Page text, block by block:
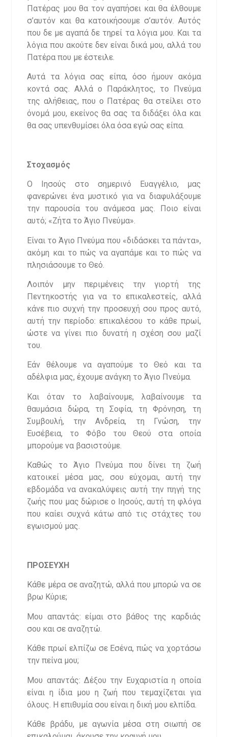
Πατέρας μου θα τον αγαπήσει και θα έλθουμε
σ’αυτόν και θα κατοικήσουμε σ’αυτόν. Αυτός
που δε με αγαπά δε τηρεί τα λόγια μου. Και τα
λόγια που ακούτε δεν είναι δικά μου, αλλά του
Πατέρα που με έστειλε.
Αυτά τα λόγια σας είπα, όσο ήμουν ακόμα
κοντά σας. Αλλά ο Παράκλητος, το Πνεύμα
της αλήθειας, που ο Πατέρας θα στείλει στο
όνομά μου, εκείνος θα σας τα διδάξει όλα και
θα σας υπενθυμίσει όλα όσα εγώ σας είπα.
Στοχασμός
Ο Ιησούς στο σημερινό Ευαγγέλιο, μας
φανερώνει ένα μυστικό για να διαφυλάξουμε
την παρουσία του ανάμεσα μας. Ποιο είναι
αυτό; «Ζήτα το Άγιο Πνεύμα».
Είναι το Άγιο Πνεύμα που «διδάσκει τα πάντα»,
ακόμη και το πώς να αγαπάμε και το πώς να
πλησιάσουμε το Θεό.
Λοιπόν μην περιμένεις την γιορτή της
Πεντηκοστής για να το επικαλεστείς, αλλά
κάνε πιο συχνή την προσευχή σου προς αυτό,
αυτή την περίοδο: επικαλέσου το κάθε πρωί,
ώστε να γίνει πιο δυνατή η σχέση σου μαζί
του.
Εάν θέλουμε να αγαπούμε το Θεό και τα
αδέλφια μας, έχουμε ανάγκη το Άγιο Πνεύμα.
Και όταν το λαβαίνουμε, λαβαίνουμε τα
θαυμάσια δώρα, τη Σοφία, τη Φρόνηση, τη
Συμβουλή, την Ανδρεία, τη Γνώση, την
Ευσέβεια, το Φόβο του Θεού στα οποία
μπορούμε να βασιστούμε.
Καθώς το Άγιο Πνεύμα που δίνει τη ζωή
κατοικεί μέσα μας, σου εύχομαι, αυτή την
εβδομάδα να ανακαλύψεις αυτή την πηγή της
ζωής που μας δώρισε ο Ιησούς, αυτή τη φλόγα
που καίει συχνά κάτω από τις στάχτες του
εγωισμού μας.
ΠΡΟΣΕΥΧΗ
Κάθε μέρα σε αναζητώ, αλλά που μπορώ να σε
βρω Κύριε;
Μου απαντάς: είμαι στο βάθος της καρδιάς
σου και σε αναζητώ.
Κάθε πρωί ελπίζω σε Εσένα, πώς να χορτάσω
την πείνα μου;
Μου απαντάς: Δέξου την Ευχαριστία η οποία
είναι η ίδια μου η ζωή που τεμαχίζεται για
όλους. Η επιθυμία σου είναι η δική μου ελπίδα.
Κάθε βράδυ, με αγωνία μέσα στη σιωπή σε